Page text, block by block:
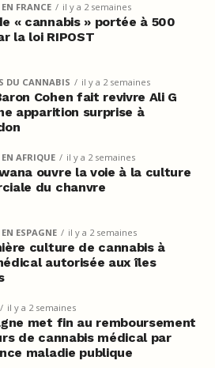
FRANCE il y a 2 semaines
« cannabis » portée à 500
la loi RIPOST
DU CANNABIS il y a 2 semaines
Cohen fait revivre Ali G
apparition surprise à
AFRIQUE il y a 2 semaines
ouvre la voie à la culture
du chanvre
ESPAGNE il y a 2 semaines
culture de cannabis à
autorisée aux îles
il y a 2 semaines
met fin au remboursement
de cannabis médical par
maladie publique